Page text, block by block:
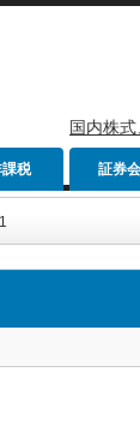
国内株
税 証券